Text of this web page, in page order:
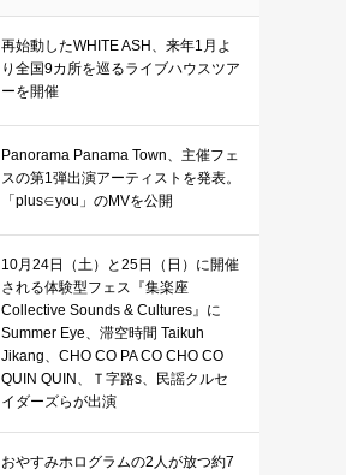
再始動したWHITE ASH、来年1月よ
り全国9カ所を巡るライブハウスツア
ーを開催
Panorama Panama Town、主催フェ
スの第1弾出演アーティストを発表。
「plus∈you」のMVを公開
10月24日（土）と25日（日）に開催
される体験型フェス『集楽座
Collective Sounds & Cultures』に
Summer Eye、滞空時間 Taikuh
Jikang、CHO CO PA CO CHO CO
QUIN QUIN、Ｔ字路s、民謡クルセ
イダーズらが出演
おやすみホログラムの2人が放つ約7